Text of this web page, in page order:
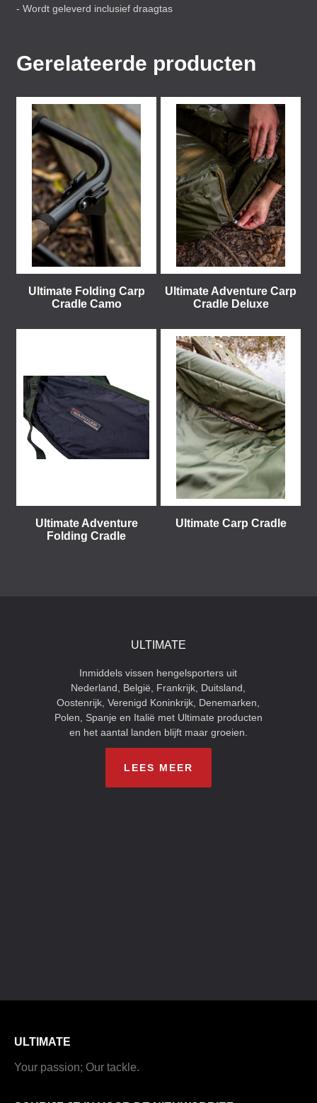
- Wordt geleverd inclusief draagtas
Gerelateerde producten
Ultimate Folding Carp
Cradle Camo
Ultimate Adventure Carp
Cradle Deluxe
Ultimate Adventure
Folding Cradle
Ultimate Carp Cradle
ULTIMATE
Inmiddels vissen hengelsporters uit
Nederland, België, Frankrijk, Duitsland,
Oostenrijk, Verenigd Koninkrijk, Denemarken,
Polen, Spanje en Italië met Ultimate producten
en het aantal landen blijft maar groeien.
LEES MEER
ULTIMATE
Your passion; Our tackle.